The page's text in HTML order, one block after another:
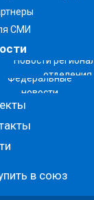
в союз
СМИ
Новости
отделения
Федеральные
новости